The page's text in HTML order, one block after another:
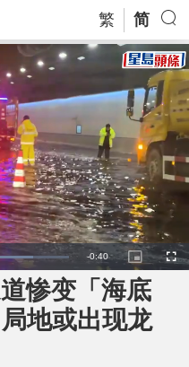
繁 简
R
m
-0:40
P
i
c
t
u
r
e
-
i
F
u
惨变「海底
地或出现龙